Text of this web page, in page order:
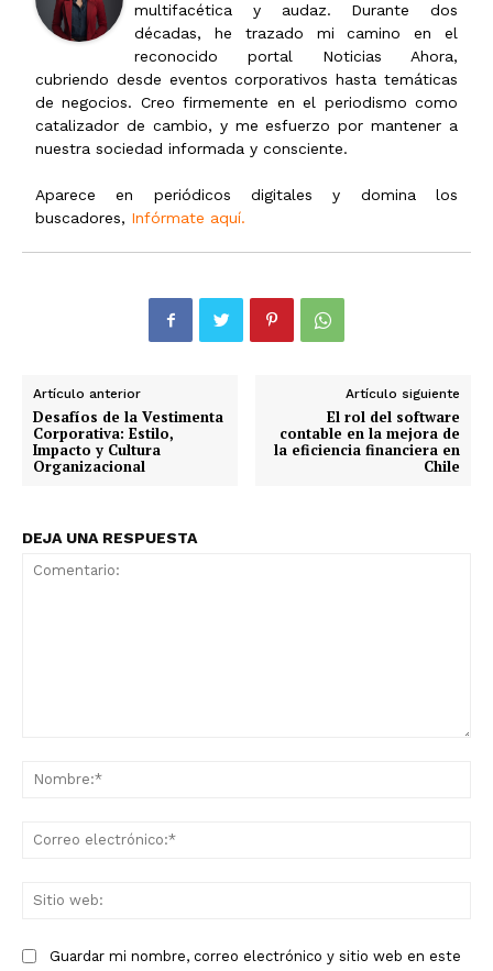
multifacética y audaz. Durante dos
décadas, he trazado mi camino en el
reconocido portal Noticias Ahora,
cubriendo desde eventos corporativos hasta temáticas
de negocios. Creo firmemente en el periodismo como
catalizador de cambio, y me esfuerzo por mantener a
nuestra sociedad informada y consciente.
Aparece en periódicos digitales y domina los
buscadores, Infórmate aquí.
Artículo anterior
Desafíos de la Vestimenta
Corporativa: Estilo,
Impacto y Cultura
Organizacional
Artículo siguiente
El rol del software
contable en la mejora de
la eficiencia financiera en
Chile
DEJA UNA RESPUESTA
Guardar mi nombre, correo electrónico y sitio web en este